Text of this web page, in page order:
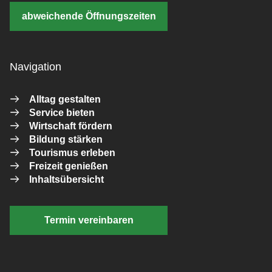
abweichende Öffnungszeiten
Navigation
Alltag gestalten
Service bieten
Wirtschaft fördern
Bildung stärken
Tourismus erleben
Freizeit genießen
Inhaltsübersicht
Termin vereinbaren